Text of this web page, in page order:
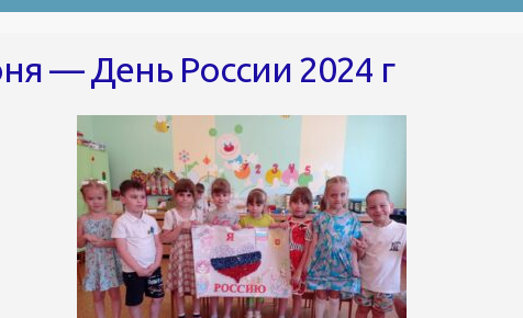
— День России 2024 г